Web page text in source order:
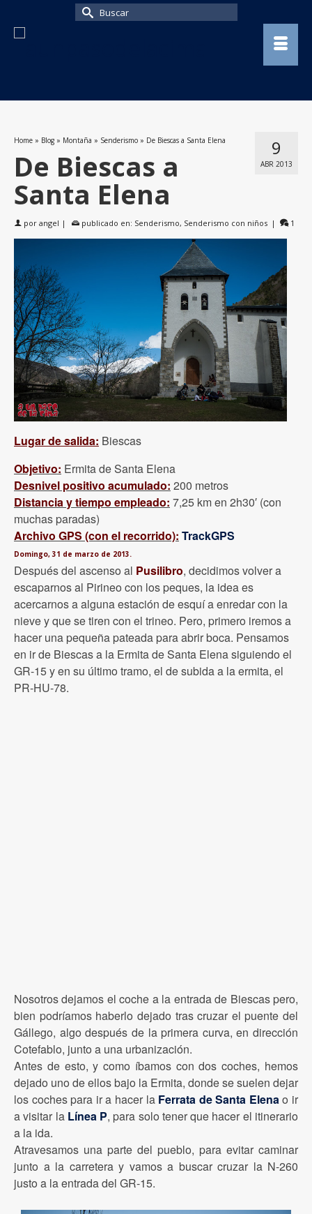
Buscar
9
ABR 2013
Home » Blog » Montaña » Senderismo » De Biescas a Santa Elena
De Biescas a
Santa Elena
por angel | publicado en: Senderismo, Senderismo con niños | 1
Lugar de salida: Biescas
Objetivo: Ermita de Santa Elena
Desnivel positivo acumulado: 200 metros
Distancia y tiempo empleado: 7,25 km en 2h30′ (con
muchas paradas)
Archivo GPS (con el recorrido): TrackGPS
Domingo, 31 de marzo de 2013.
Después del ascenso al Pusilibro, decidimos volver a
escaparnos al Pirineo con los peques, la idea es
acercarnos a alguna estación de esquí a enredar con la
nieve y que se tiren con el trineo. Pero, primero iremos a
hacer una pequeña pateada para abrir boca. Pensamos
en ir de Biescas a la Ermita de Santa Elena siguiendo el
GR-15 y en su último tramo, el de subida a la ermita, el
PR-HU-78.
Nosotros dejamos el coche a la entrada de Biescas pero,
bien podríamos haberlo dejado tras cruzar el puente del
Gállego, algo después de la primera curva, en dirección
Cotefablo, junto a una urbanización.
Antes de esto, y como íbamos con dos coches, hemos
dejado uno de ellos bajo la Ermita, donde se suelen dejar
los coches para ir a hacer la Ferrata de Santa Elena o ir
a visitar laLínea P, para solo tener que hacer el itinerario
a la ida.
Atravesamos una parte del pueblo, para evitar caminar
junto a la carretera y vamos a buscar cruzar la N-260
justo a la entrada del GR-15.